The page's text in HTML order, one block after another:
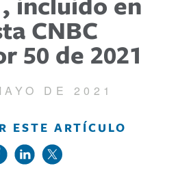
CNBC
50 de 2021
DE 2021
ESTE ARTÍCULO